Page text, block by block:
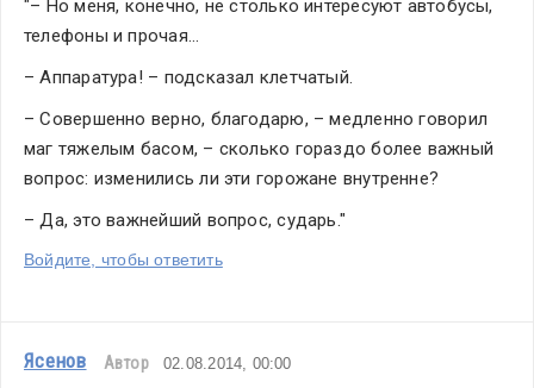
"– Но меня, конечно, не столько интересуют автобусы,
телефоны и прочая...
– Аппаратура! – подсказал клетчатый.
– Совершенно верно, благодарю, – медленно говорил
маг тяжелым басом, – сколько гораздо более важный
вопрос: изменились ли эти горожане внутренне?
– Да, это важнейший вопрос, сударь."
Войдите, чтобы ответить
Ясенов Автор 02.08.2014, 00:00